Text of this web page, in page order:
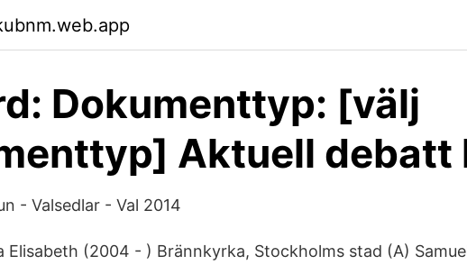
Dokumenttyp: [välj
Aktuell debatt
- Valsedlar - Val 2014
Elisabeth (2004 - ) Brännkyrka, Stockholms stad (A)